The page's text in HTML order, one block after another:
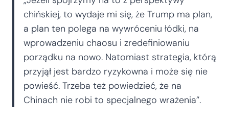
chińskiej, to wydaje mi się, że Trump ma plan,
a plan ten polega na wywróceniu łódki, na
wprowadzeniu chaosu i zredefiniowaniu
porządku na nowo. Natomiast strategia, którą
przyjął jest bardzo ryzykowna i może się nie
powieść. Trzeba też powiedzieć, że na
Chinach nie robi to specjalnego wrażenia”.